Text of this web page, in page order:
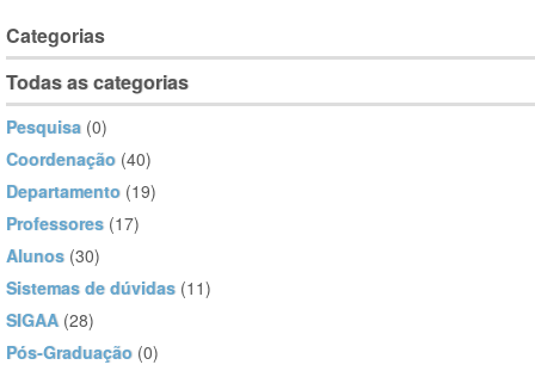
Categorias
Todas as categorias
Pesquisa (0)
Coordenação (40)
Departamento (19)
Professores (17)
Alunos (30)
Sistemas de dúvidas (11)
SIGAA (28)
Pós-Graduação (0)